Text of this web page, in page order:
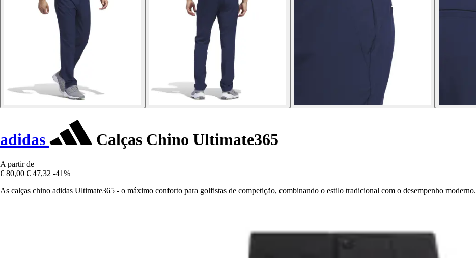
adidas Calças Chino Ultimate365
A partir de
€ 80,00 € 47,32 -41%
As calças chino adidas Ultimate365 - o máximo conforto para golfistas de competição, combinando o estilo tradicional com o desempenho moderno.